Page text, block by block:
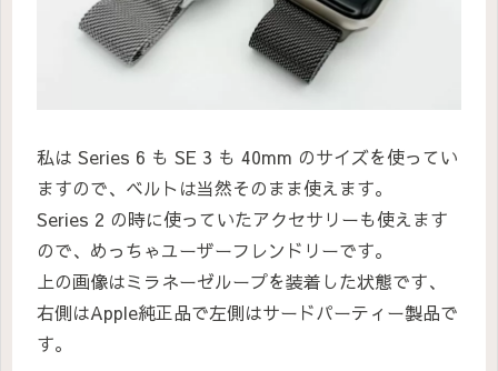
私は Series 6 も SE 3 も 40mm のサイズを使ってい
ますので、ベルトは当然そのまま使えます。
Series 2 の時に使っていたアクセサリーも使えます
ので、めっちゃユーザーフレンドリーです。
上の画像はミラネーゼループを装着した状態です、
右側はApple純正品で左側はサードパーティー製品で
す。